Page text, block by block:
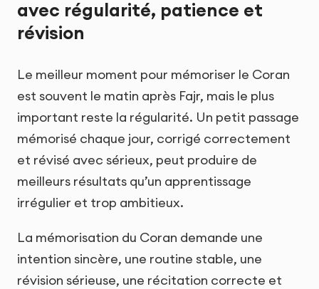
avec régularité, patience et
révision
Le meilleur moment pour mémoriser le Coran
est souvent le matin après Fajr, mais le plus
important reste la régularité. Un petit passage
mémorisé chaque jour, corrigé correctement
et révisé avec sérieux, peut produire de
meilleurs résultats qu’un apprentissage
irrégulier et trop ambitieux.
La mémorisation du Coran demande une
intention sincère, une routine stable, une
révision sérieuse, une récitation correcte et